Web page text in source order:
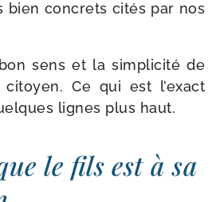
bien concrets cités par nos
sens et la sim­pli­ci­té de
Ce qui est l’exact
lignes plus haut.
le fils est à sa